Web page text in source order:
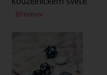
Břevnov